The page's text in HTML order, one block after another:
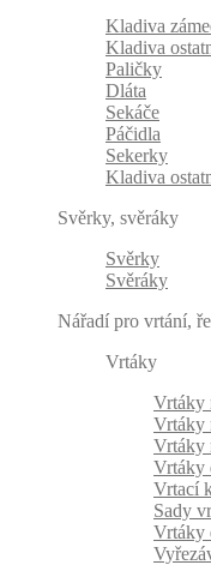
Kladiva
Kladiva
Paličky
Dláta
Sekáče
Páčidla
Sekerky
Kladiva
Svěrky, svěráky
Svěrky
Svěráky
Nářadí pro vrtání,
Vrtáky
Vrtáky
Vrtáky
Vrtáky
Vrtáky
Vrtací
Sady
Vrtáky